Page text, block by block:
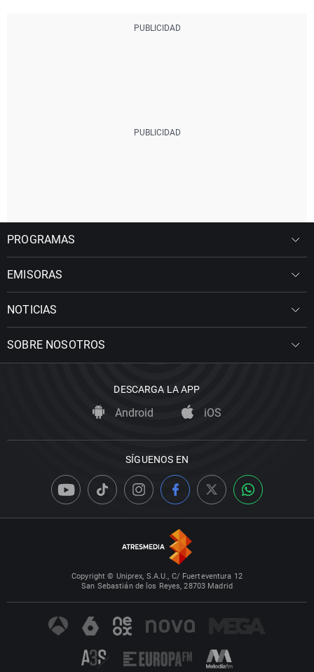
PROGRAMAS
EMISORAS
NOTICIAS
SOBRE NOSOTROS
DESCARGA LA APP
Android iOS
SÍGUENOS EN
Copyright © Uniprex, S.A.U., C/ Fuerteventura 12
San Sebastián de los Reyes, 28703 Madrid